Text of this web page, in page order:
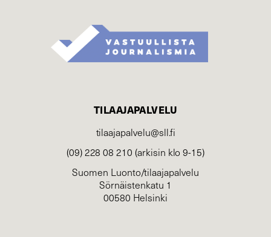
TILAAJAPALVELU
tilaajapalvelu@sll.fi
(09) 228 08 210 (arkisin klo 9-15)
Suomen Luonto/tilaajapalvelu
Sörnäistenkatu 1
00580 Helsinki